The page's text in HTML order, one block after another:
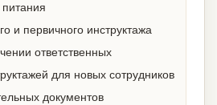
питания
и первичного инструктажа
ответственных
для новых сотрудников
документов